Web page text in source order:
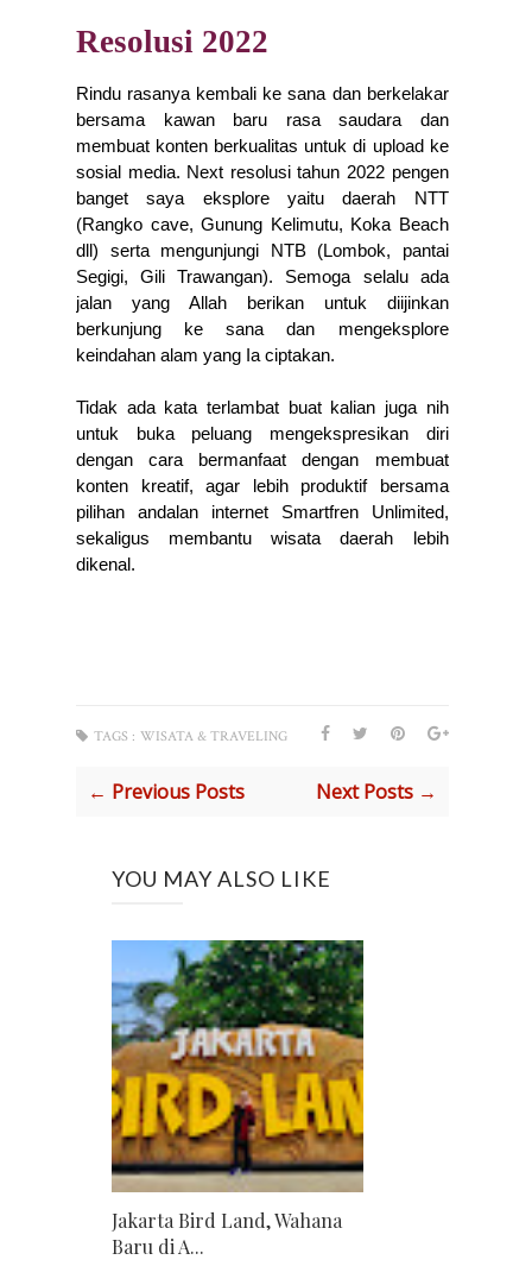
Resolusi 2022
Rindu rasanya kembali ke sana dan berkelakar
bersama kawan baru rasa saudara dan
membuat konten berkualitas untuk di upload ke
sosial media. Next resolusi tahun 2022 pengen
banget saya eksplore yaitu daerah NTT
(Rangko cave, Gunung Kelimutu, Koka Beach
dll) serta mengunjungi NTB (Lombok, pantai
Segigi, Gili Trawangan). Semoga selalu ada
jalan yang Allah berikan untuk diijinkan
berkunjung ke sana dan mengeksplore
keindahan alam yang Ia ciptakan.
Tidak ada kata terlambat buat kalian juga nih
untuk buka peluang mengekspresikan diri
dengan cara bermanfaat dengan membuat
konten kreatif, agar lebih produktif bersama
pilihan andalan internet Smartfren Unlimited,
sekaligus membantu wisata daerah lebih
dikenal.
TAGS : WISATA & TRAVELING
← Previous Posts Next Posts →
YOU MAY ALSO LIKE
Jakarta Bird Land, Wahana
Baru di A...